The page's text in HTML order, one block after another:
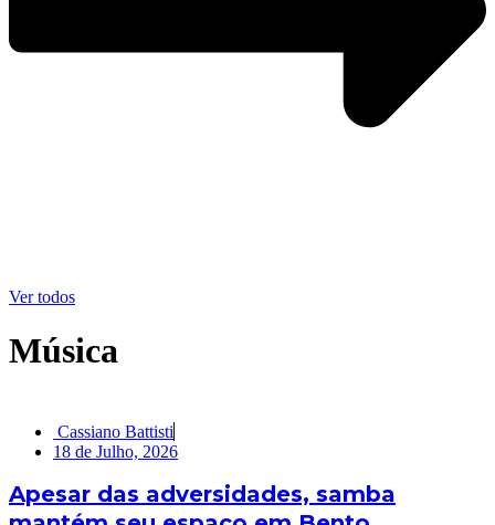
Ver todos
Música
Cassiano Battisti
18 de Julho, 2026
Apesar das adversidades, samba